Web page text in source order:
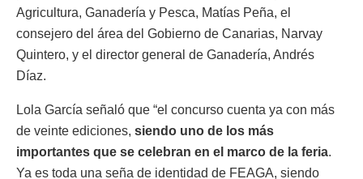
Agricultura, Ganadería y Pesca, Matías Peña, el
consejero del área del Gobierno de Canarias, Narvay
Quintero, y el director general de Ganadería, Andrés
Díaz.
Lola García señaló que “el concurso cuenta ya con más
de veinte ediciones, siendo uno de los más
importantes que se celebran en el marco de la feria.
Ya es toda una seña de identidad de FEAGA, siendo